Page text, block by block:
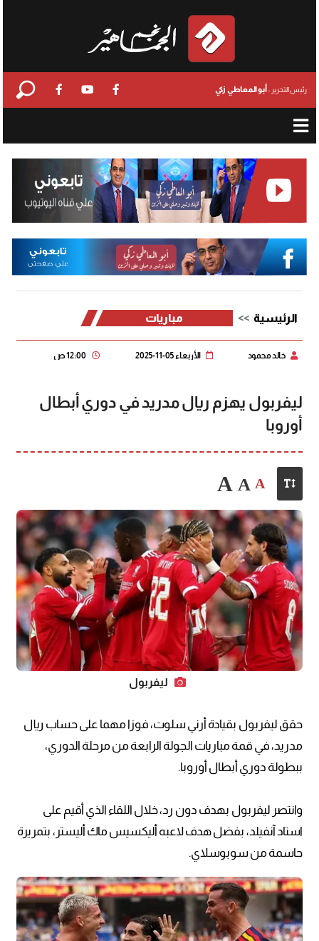
رئيس التحرير : أبو المعاطي زكي
الرئيسية مباريات
خالد محمود الأربعاء 05-11-2025 12:00 ص
ليفربول يهزم ريال مدريد في دوري أبطال
أوروبا
A
A
A
ليفربول
حقق ليفربول بقيادة أرني سلوت، فوزا مهما على حساب ريال
مدريد، في قمة مباريات الجولة الرابعة من مرحلة الدوري،
ببطولة دوري أبطال أوروبا.
وانتصر ليفربول بهدف دون رد، خلال اللقاء الذي أقيم على
استاد آنفيلد، بفضل هدف لاعبه أليكسيس ماك أليستر، بتمريرة
حاسمة من سوبوسلاي.